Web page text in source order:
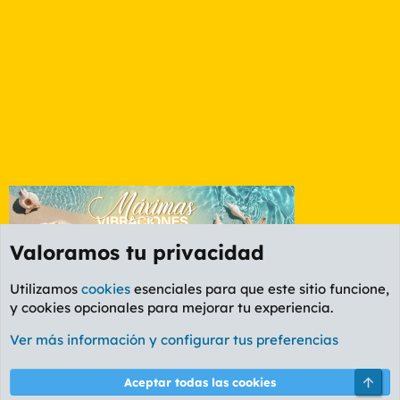
Foro Política
Cookies
PL OLDSTYLE AMARILLO
Términos y reglas Política de privacidad Ayuda
Valoramos tu privacidad
Utilizamos cookies esenciales para que este sitio funcione,
y cookies opcionales para mejorar tu experiencia.
Ver más información y configurar tus preferencias
Aceptar todas las cookies